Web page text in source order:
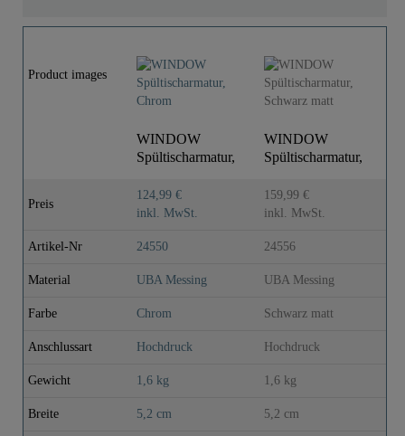
Product images
WINDOW
Spültischarmatur,
WINDOW
Spültischarmatur,
Preis
124,99 €
inkl. MwSt.
159,99 €
inkl. MwSt.
Artikel-Nr 24550 24556
Material UBA Messing UBA Messing
Farbe Chrom Schwarz matt
Anschlussart Hochdruck Hochdruck
Gewicht 1,6 kg 1,6 kg
Breite 5,2 cm 5,2 cm